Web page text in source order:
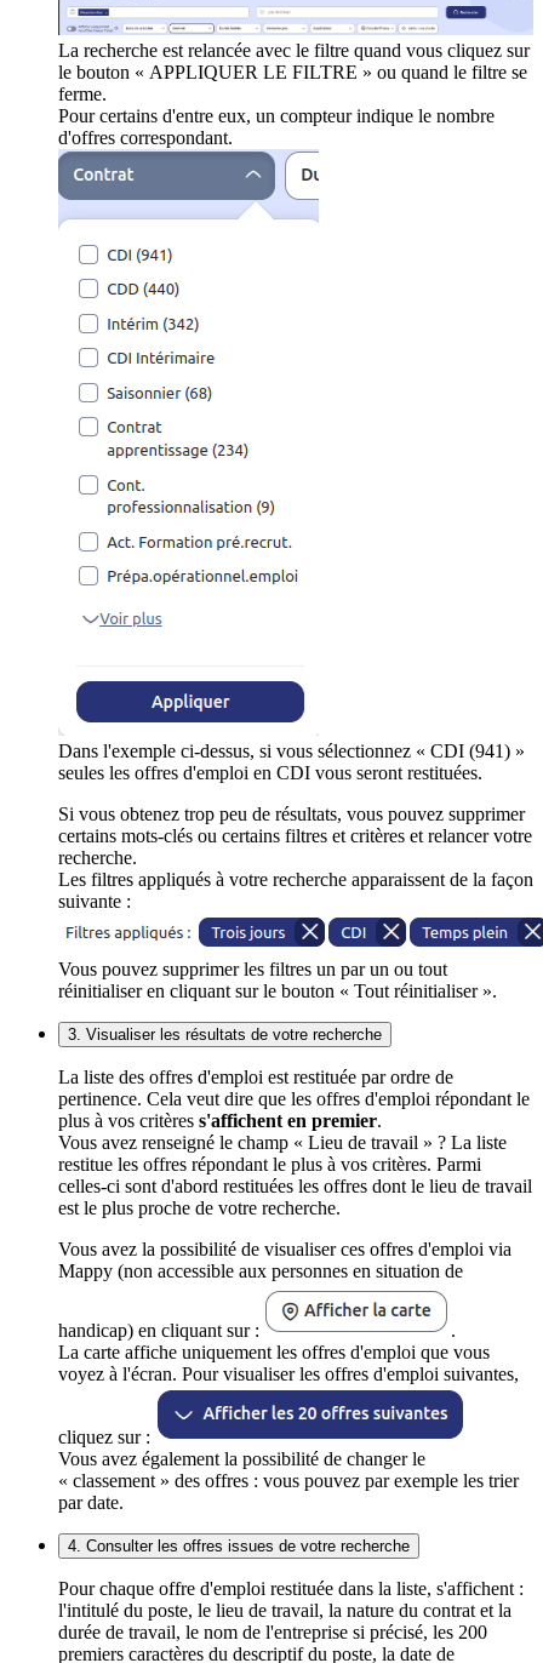
La recherche est relancée avec le filtre quand vous cliquez sur
le bouton « APPLIQUER LE FILTRE » ou quand le filtre se
ferme.
Pour certains d'entre eux, un compteur indique le nombre
d'offres correspondant.
Dans l'exemple ci-dessus, si vous sélectionnez « CDI (941) »
seules les offres d'emploi en CDI vous seront restituées.
Si vous obtenez trop peu de résultats, vous pouvez supprimer
certains mots-clés ou certains filtres et critères et relancer votre
recherche.
Les filtres appliqués à votre recherche apparaissent de la façon
suivante :
Vous pouvez supprimer les filtres un par un ou tout
réinitialiser en cliquant sur le bouton « Tout réinitialiser ».
3. Visualiser les résultats de votre recherche
La liste des offres d'emploi est restituée par ordre de
pertinence. Cela veut dire que les offres d'emploi répondant le
plus à vos critères s'affichent en premier.
Vous avez renseigné le champ « Lieu de travail » ? La liste
restitue les offres répondant le plus à vos critères. Parmi
celles-ci sont d'abord restituées les offres dont le lieu de travail
est le plus proche de votre recherche.
Vous avez la possibilité de visualiser ces offres d'emploi via
Mappy (non accessible aux personnes en situation de
handicap) en cliquant sur :
.
La carte affiche uniquement les offres d'emploi que vous
voyez à l'écran. Pour visualiser les offres d'emploi suivantes,
cliquez sur :
Vous avez également la possibilité de changer le
« classement » des offres : vous pouvez par exemple les trier
par date.
4. Consulter les offres issues de votre recherche
Pour chaque offre d'emploi restituée dans la liste, s'affichent :
l'intitulé du poste, le lieu de travail, la nature du contrat et la
durée de travail, le nom de l'entreprise si précisé, les 200
premiers caractères du descriptif du poste, la date de